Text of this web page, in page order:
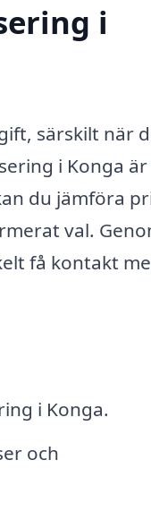
i
särskilt när
i Konga
du jämföra
val.
få kontakt
i Konga.
och